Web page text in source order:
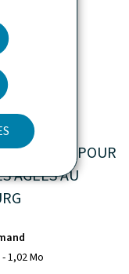
SERVICES POUR
ÂGÉES AU
1,02 Mo